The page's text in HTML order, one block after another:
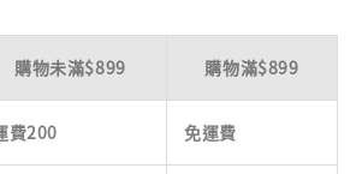
購物未滿$899 購物滿$899
費200 免運費